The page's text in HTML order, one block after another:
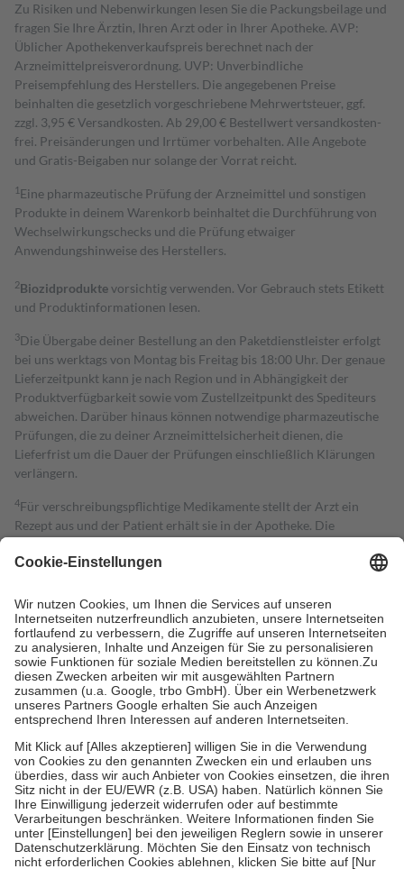
Zu Risiken und Nebenwirkungen lesen Sie die Packungsbeilage und
fragen Sie Ihre Ärztin, Ihren Arzt oder in Ihrer Apotheke. AVP:
Üblicher Apothekenverkaufspreis berechnet nach der
Arzneimittelpreisverordnung. UVP: Unverbindliche
Preisempfehlung des Herstellers. Die angegebenen Preise
beinhalten die gesetzlich vorgeschriebene Mehrwertsteuer, ggf.
zzgl. 3,95 € Versandkosten. Ab 29,00 € Bestell­wert versand­kosten­
frei. Preisänderungen und Irrtümer vorbehalten. Alle Angebote
und Gratis-Beigaben nur solange der Vorrat reicht.
1 Eine pharmazeutische Prüfung der Arzneimittel und sonstigen
Produkte in deinem Warenkorb beinhaltet die Durchführung von
Wechselwirkungschecks und die Prüfung etwaiger
Anwendungshinweise des Herstellers.
2Biozidproduktevorsichtig verwenden. Vor Gebrauch stets Etikett
und Produktinformationen lesen.
3Die Übergabe deiner Bestellung an den Paketdienstleister erfolgt
bei uns werktags von Montag bis Freitag bis 18:00 Uhr. Der genaue
Lieferzeitpunkt kann je nach Region und in Abhängigkeit der
Produktverfügbarkeit sowie vom Zustellzeitpunkt des Spediteurs
abweichen. Darüber hinaus können notwendige pharmazeutische
Prüfungen, die zu deiner Arzneimittelsicherheit dienen, die
Lieferfrist um die Dauer der Prüfungen einschließlich Klärungen
verlängern.
4Für verschreibungspflichtige Medikamente stellt der Arzt ein
Rezept aus und der Patient erhält sie in der Apotheke. Die
Kosten dafür, der Versicherte trägt einen Teil davon als Zuzahlung
Grundsätzlich leisten Mitglieder Zuzahlungen in Höhe von zehn
Prozent des Abgabepreises,mindestensjedochfünf Euround
höchstens zehn Euro.Es sind jedoch nie mehr als die tatsächlichen
Kosten der Leistung zu entrichten.
Diese Regeln gelten grundsätzlich auch für Online-Apotheken.
Bei Heilmitteln und häuslicher Krankenpflege beträgt die
Zuzahlung zehn Prozent der Kosten sowie zehn Euro je
Um das Engagement der Versicherten für ihre eigene Gesundheit zu
stärken und die besondere Stellung der Familie zu unterstützen,
fallenkeine Zuzahlungen an bei:
• Kindern und Jugendlichen bis zum vollendeten 18. Lebensjahr
mit Ausnahme der Fahrkosten
• Untersuchungen zur Vorsorge und Früherkennung, die von der
GKV getragen werden